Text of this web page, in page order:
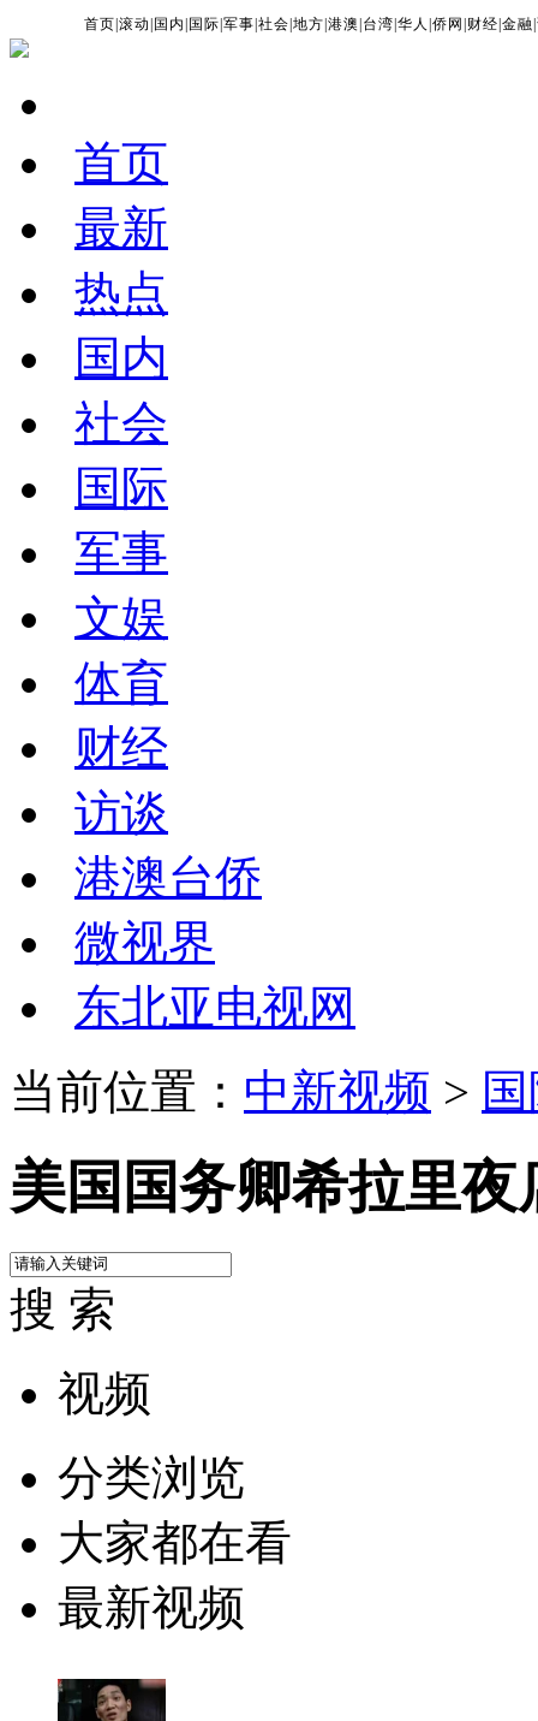
首页 |滚动 国内 国际 |军事 |社会 |地方 |港澳 台湾 |华人 |侨网 财经 |金融 |
首页
最新
热点
国内
社会
国际
军事
文娱
体育
财经
访谈
港澳台侨
微视界
东北亚电视网
当前位置： 中新视频 >
美国国务卿希拉里
搜 索
视频
分类浏览
大家都在看
最新视频